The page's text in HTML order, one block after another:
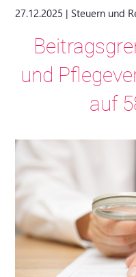
27.12.2025 | Steuern und
und
auf